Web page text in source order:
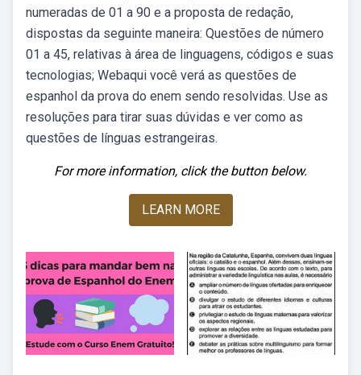
numeradas de 01 a 90 e a proposta de redação,
dispostas da seguinte maneira: Questões de número
01 a 45, relativas à área de linguagens, códigos e suas
tecnologias; Webaqui você verá as questões de
espanhol da prova do enem sendo resolvidas. Use as
resoluções para tirar suas dúvidas e ver como as
questões de línguas estrangeiras.
For more information, click the button below.
LEARN MORE